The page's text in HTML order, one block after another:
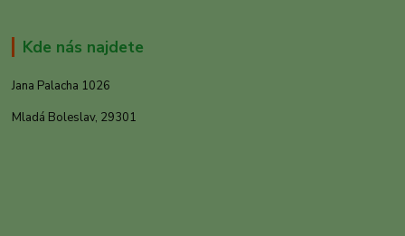
Kde nás najdete
Jana Palacha 1026
Mladá Boleslav, 29301